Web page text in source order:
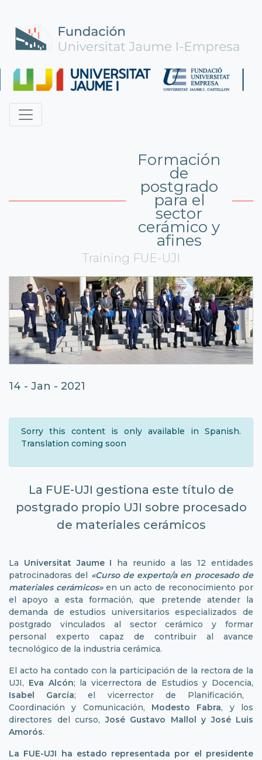
Formación
de
postgrado
para el
sector
cerámico y
afines
Training FUE-UJI
14 - Jan - 2021
Sorry this content is only available in Spanish.
Translation coming soon
La FUE-UJI gestiona este título de
postgrado propio UJI sobre procesado
de materiales cerámicos
La Universitat Jaume I ha reunido a las 12 entidades
patrocinadoras del «Curso de experto/a en procesado de
materiales cerámicos»en un acto de reconocimiento por
el apoyo a esta formación, que pretende atender la
demanda de estudios universitarios especializados de
postgrado vinculados al sector cerámico y formar
personal experto capaz de contribuir al avance
tecnológico de la industria cerámica.
El acto ha contado con la participación de la rectora de la
UJI, Eva Alcón; la vicerrectora de Estudios y Docencia,
Isabel García; el vicerrector de Planificación,
Coordinación y Comunicación, Modesto Fabra, y los
directores del curso,José Gustavo Mallol y José Luis
Amorós.
La FUE-UJI ha estado representada por el presidente